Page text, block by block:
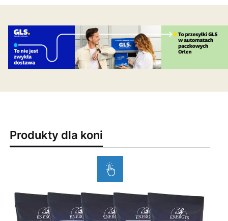
Produkty dla koni